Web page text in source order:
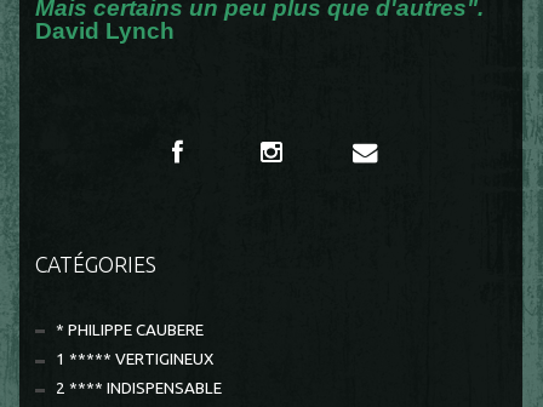
Mais certains un peu plus que d'autres".
David Lynch
CATÉGORIES
* PHILIPPE CAUBERE
1 ***** VERTIGINEUX
2 **** INDISPENSABLE